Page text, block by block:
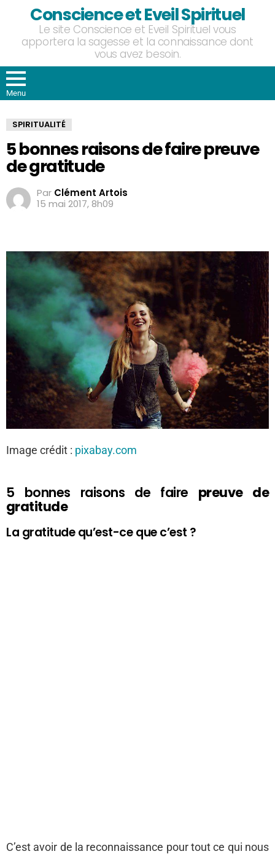
Conscience et Eveil Spirituel
Le site Conscience et Eveil Spirituel vous
apportera la sagesse et la connaissance dont
vous avez besoin.
Menu
SPIRITUALITÉ
5 bonnes raisons de faire preuve
de gratitude
Par Clément Artois
15 mai 2017, 8h09
Image crédit : pixabay.com
5 bonnes raisons de faire preuve de
gratitude
La gratitude qu’est-ce que c’est ?
C’est avoir de la reconnaissance pour tout ce qui nous